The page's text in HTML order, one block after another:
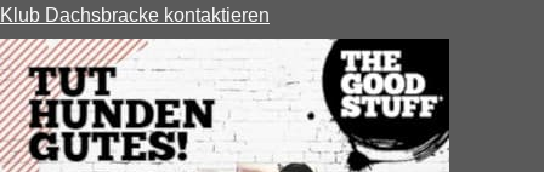
Klub Dachsbracke kontaktieren